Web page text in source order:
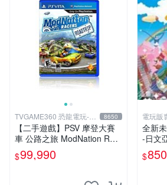
TVGAME360 恐龍電玩-台
中店
8650
【二手遊戲】PSV 摩登大賽
車 公路之旅 ModNation Rac
ers 中文版 【台中恐龍電玩】
$99,990
電玩販
仔舖
全新
-日文
MARI
$850